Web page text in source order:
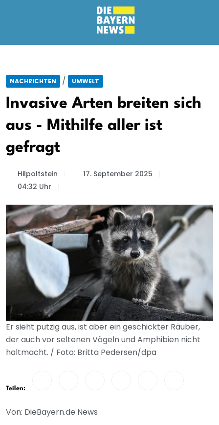
NACHRICHTEN / UMWELT
Invasive Arten breiten sich
aus - Mithilfe aller ist
gefragt
Hilpoltstein
17. September 2025
04:32 Uhr
Er sieht putzig aus, ist aber ein geschickter Räuber,
der auch vor seltenen Vögeln und Amphibien nicht
haltmacht. / Foto: Britta Pedersen/dpa
Teilen:
Von: DieBayern.de News